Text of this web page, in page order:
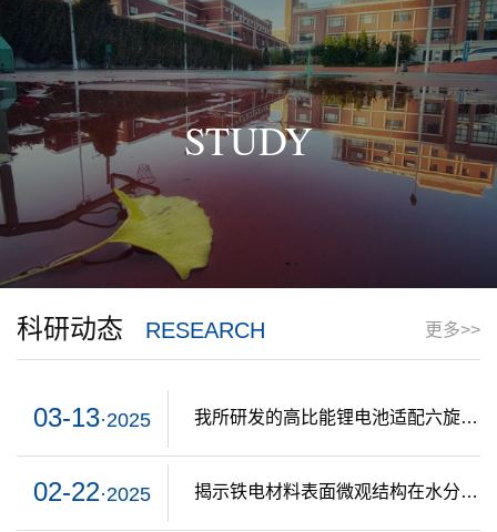
STUDY
科研动态 RESEARCH 更多>>
03-13·2025 我所研发的高比能锂电池适配六旋翼无人机在漠河试飞成功
02-22·2025 揭示铁电材料表面微观结构在水分解中的电荷利用机制新进展（P...